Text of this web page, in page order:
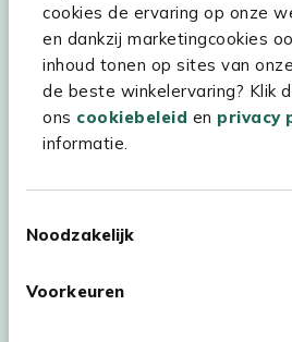
cookies de ervaring op onze
en dankzij marketingcookies
inhoud tonen op sites van
de beste winkelervaring? Klik
ons cookiebeleid en privacy
informatie.
Noodzakelijk
Voorkeuren
Kees Smit Tuinmeubelen
Experience Stores XXL